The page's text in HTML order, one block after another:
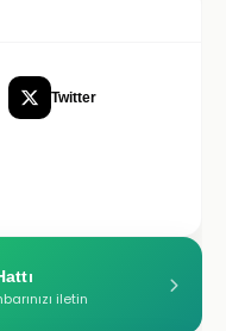
Twitter
iletin